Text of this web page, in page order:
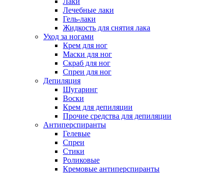
Лечебные лаки
Гель-лаки
Жидкость для снятия лака
Уход за ногами
Крем для ног
Маски для ног
Скраб для ног
Спреи для ног
Депиляция
Шугаринг
Воски
Крем для депиляции
Прочие средства для депиляции
Антиперспиранты
Гелевые
Спреи
Стики
Роликовые
Кремовые антиперспиранты